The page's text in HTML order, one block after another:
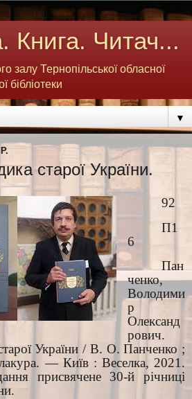
Книга. Читач...
залу Тернопільської обласної
бібліотеки
▼
старої України.
92
П1
6
Пан
ченко,
Володими
р
Олександ
рович.
України / В. О. Панченко ;
— Київ : Веселка, 2021.
присвячене 30-й річниці